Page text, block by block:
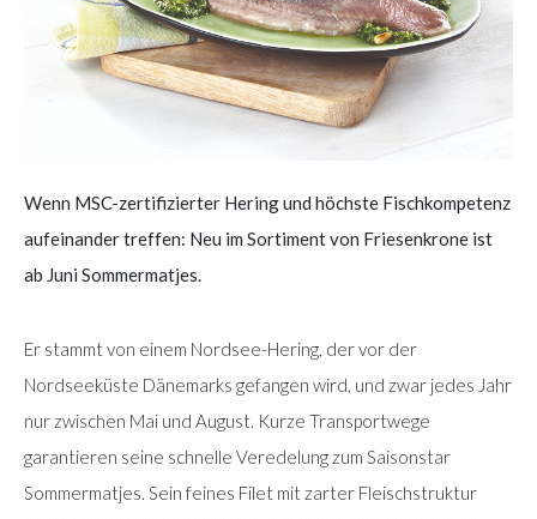
Wenn MSC-zertifizierter Hering und höchste Fischkompetenz
aufeinander treffen: Neu im Sortiment von Friesenkrone ist
ab Juni Sommermatjes.
Er stammt von einem Nordsee-Hering, der vor der
Nordseeküste Dänemarks gefangen wird, und zwar jedes Jahr
nur zwischen Mai und August. Kurze Transportwege
garantieren seine schnelle Veredelung zum Saisonstar
Sommermatjes. Sein feines Filet mit zarter Fleischstruktur